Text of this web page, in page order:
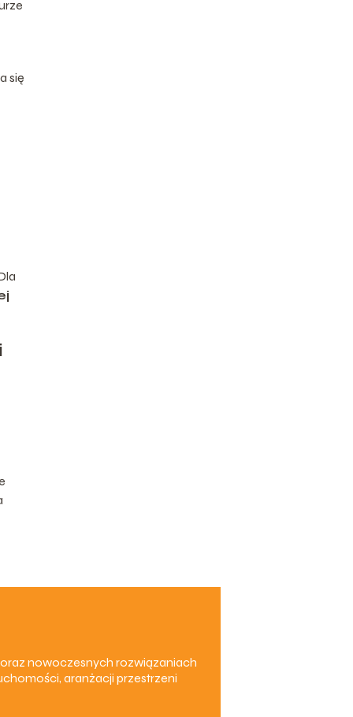
się
nowoczesnych rozwiązaniach
aranżacji przestrzeni